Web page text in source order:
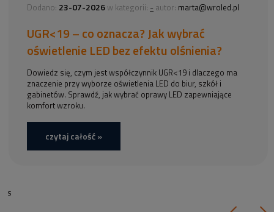
Dodano: 23-07-2026 w kategorii: - autor: marta@wroled.pl
UGR<19 – co oznacza? Jak wybrać
oświetlenie LED bez efektu olśnienia?
Dowiedz się, czym jest współczynnik UGR<19 i dlaczego ma
znaczenie przy wyborze oświetlenia LED do biur, szkół i
gabinetów. Sprawdź, jak wybrać oprawy LED zapewniające
komfort wzroku.
czytaj całość »
s